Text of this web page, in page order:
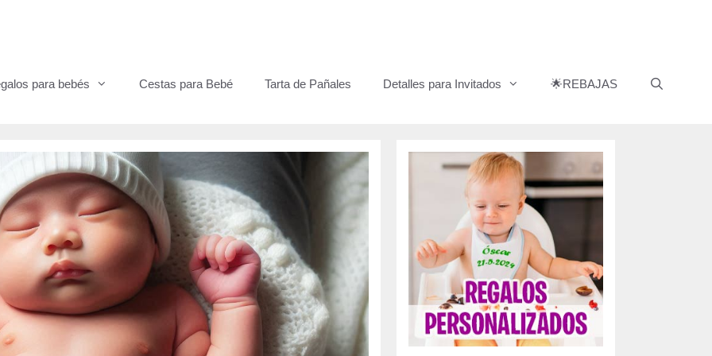
para bebés Cestas para Bebé Tarta de Pañales Detalles para Invitados 🌟REBAJAS